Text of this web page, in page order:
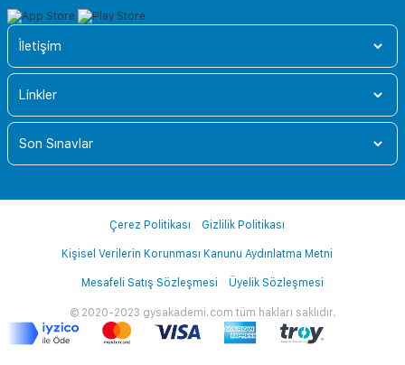
İletişim
Linkler
Son Sınavlar
© 2020-2023 gysakademi.com tüm hakları saklıdır.
Çerez Politikası Gizlilik Politikası
Kişisel Verilerin Korunması Kanunu Aydınlatma Metni
Mesafeli Satış Sözleşmesi Üyelik Sözleşmesi